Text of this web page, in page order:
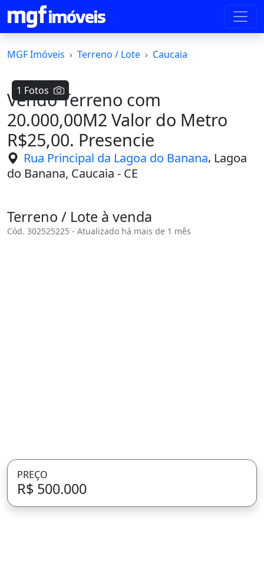
MGF Imóveis Terreno / Lote Caucaia
1 Fotos
Vendo Terreno com
20.000,00M2 Valor do Metro
R$25,00. Presencie
Rua Principal da Lagoa do Banana, Lagoa
do Banana, Caucaia - CE
Terreno / Lote à venda
Cód. 302525225 - Atualizado há mais de 1 mês
PREÇO
R$ 500.000